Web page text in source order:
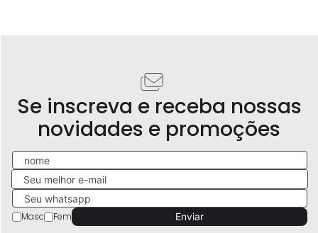
Se inscreva e receba nossas
novidades e promoções
Masc Fem